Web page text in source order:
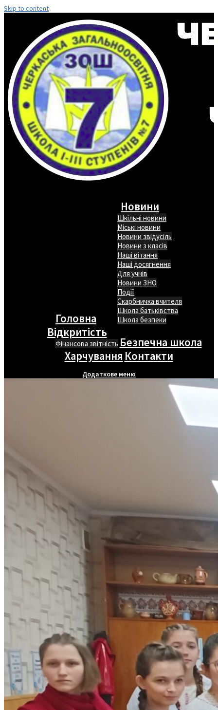
Skip to content
Головна
Новини
Шкільні новини
Міські новини
Новини звідусіль
Новини з класів
Наші вітання
Наші досягнення
Для учнів
Новини ЗНО
Події
Скарбничка вчителя
Школа батьківства
Школа безпеки
Відкритість
Фінансова звітність Безпечна школа
Харчування Контакти
Додаткове меню